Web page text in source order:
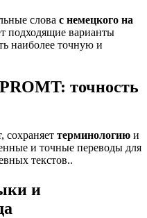
слова с немецкого на
подходящие варианты
наиболее точную и
точность
сохраняет терминологию и
и точные переводы для
текстов..
и